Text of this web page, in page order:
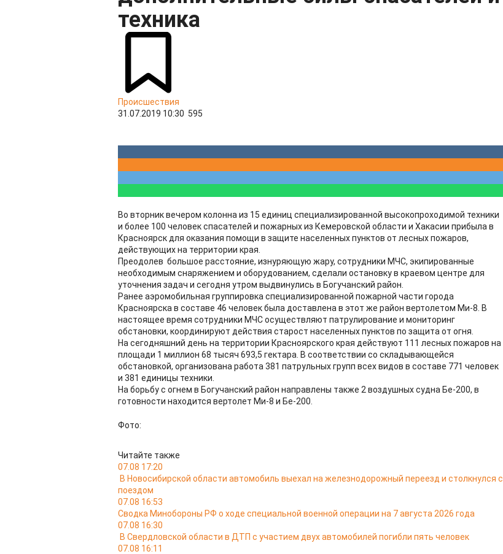
техника
Происшествия
31.07.2019 10:30 595
Во вторник вечером колонна из 15 единиц специализированной высокопроходимой техники
и более 100 человек спасателей и пожарных из Кемеровской области и Хакасии прибыла в
Красноярск для оказания помощи в защите населенных пунктов от лесных пожаров,
действующих на территории края.
Преодолев большое расстояние, изнуряющую жару, сотрудники МЧС, экипированные
необходимым снаряжением и оборудованием, сделали остановку в краевом центре для
уточнения задач и сегодня утром выдвинулись в Богучанский район.
Ранее аэромобильная группировка специализированной пожарной части города
Красноярска в составе 46 человек была доставлена в этот же район вертолетом Ми-8. В
настоящее время сотрудники МЧС осуществляют патрулирование и мониторинг
обстановки, координируют действия старост населенных пунктов по защита от огня.
На сегодняшний день на территории Красноярского края действуют 111 лесных пожаров на
площади 1 миллион 68 тысяч 693,5 гектара. В соответствии со складывающейся
обстановкой, организована работа 381 патрульных групп всех видов в составе 771 человек
и 381 единицы техники.
На борьбу с огнем в Богучанский район направлены также 2 воздушных судна Бе-200, в
готовности находится вертолет Ми-8 и Бе-200.
Фото:
Читайте также
07.08 17:20
В Новосибирской области автомобиль выехал на железнодорожный переезд и столкнулся с
поездом
07.08 16:53
Сводка Минобороны РФ о ходе специальной военной операции на 7 августа 2026 года
07.08 16:30
В Свердловской области в ДТП с участием двух автомобилей погибли пять человек
07.08 16:11